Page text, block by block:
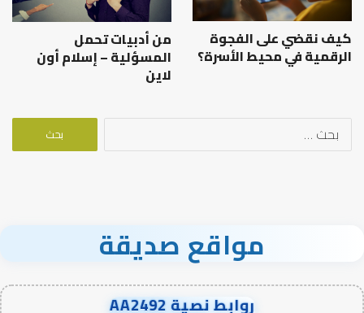
كيف نقضي على الفجوة
الرقمية في محيط الأسرة؟
من أدبيات تحمل
المسؤلية – إسلام أون
لاين
البحث
مواقع صديقة
روابط نصية AA2492